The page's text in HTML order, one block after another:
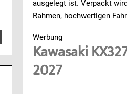
ausgelegt ist. Verpackt
Rahmen, hochwertigen
Werbung
Kawasaki
2027